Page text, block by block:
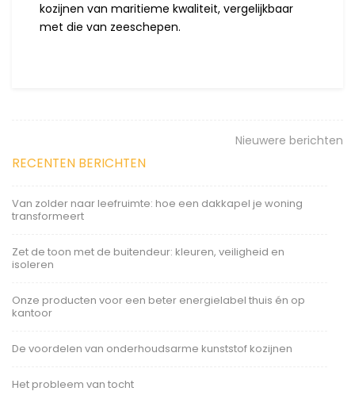
kozijnen van maritieme kwaliteit, vergelijkbaar
met die van zeeschepen.
Nieuwere berichten
RECENTEN BERICHTEN
Van zolder naar leefruimte: hoe een dakkapel je woning
transformeert
Zet de toon met de buitendeur: kleuren, veiligheid en
isoleren
Onze producten voor een beter energielabel thuis én op
kantoor
De voordelen van onderhoudsarme kunststof kozijnen
Het probleem van tocht